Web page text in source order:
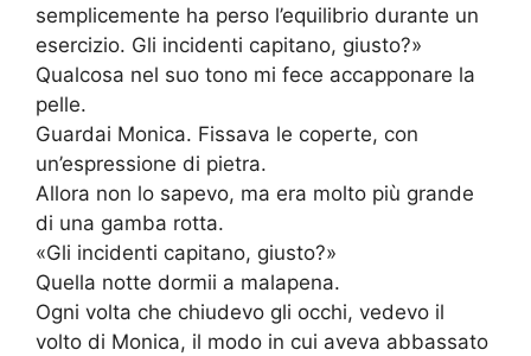
semplicemente ha perso l’equilibrio durante un
esercizio. Gli incidenti capitano, giusto?»
Qualcosa nel suo tono mi fece accapponare la
pelle.
Guardai Monica. Fissava le coperte, con
un’espressione di pietra.
Allora non lo sapevo, ma era molto più grande
di una gamba rotta.
«Gli incidenti capitano, giusto?»
Quella notte dormii a malapena.
Ogni volta che chiudevo gli occhi, vedevo il
volto di Monica, il modo in cui aveva abbassato